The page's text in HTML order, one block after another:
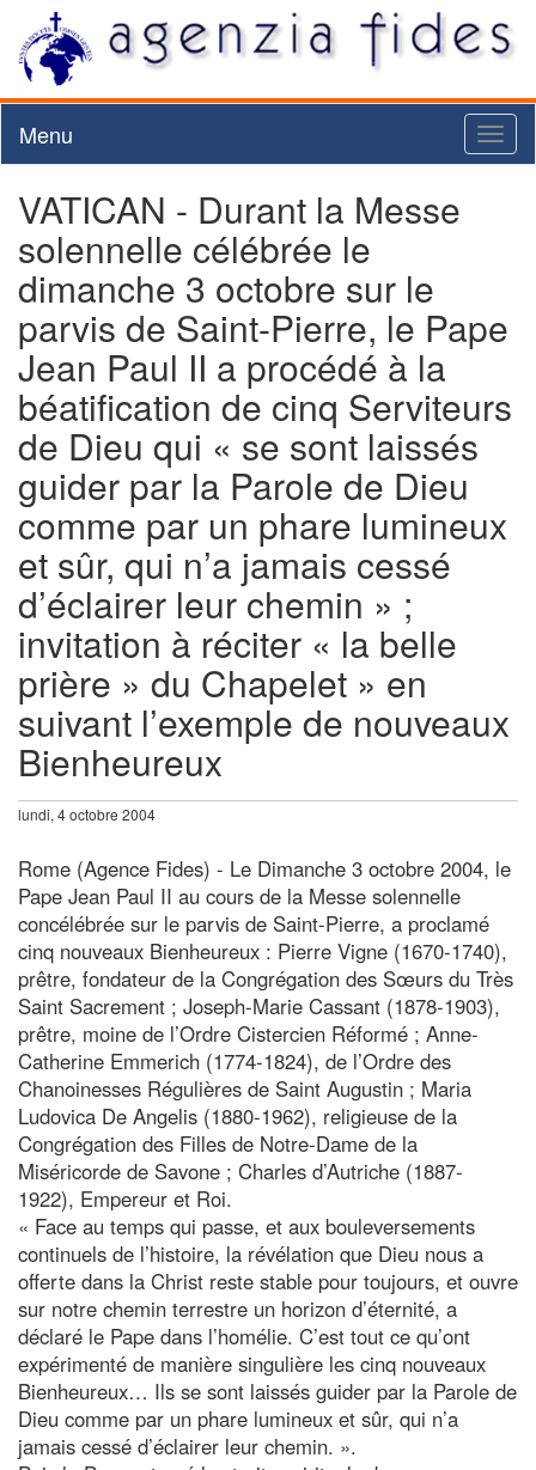
Menu
VATICAN - Durant la Messe
solennelle célébrée le
dimanche 3 octobre sur le
parvis de Saint-Pierre, le Pape
Jean Paul II a procédé à la
béatification de cinq Serviteurs
de Dieu qui « se sont laissés
guider par la Parole de Dieu
comme par un phare lumineux
et sûr, qui n’a jamais cessé
d’éclairer leur chemin » ;
invitation à réciter « la belle
prière » du Chapelet » en
suivant l’exemple de nouveaux
Bienheureux
lundi, 4 octobre 2004
Rome (Agence Fides) - Le Dimanche 3 octobre 2004, le
Pape Jean Paul II au cours de la Messe solennelle
concélébrée sur le parvis de Saint-Pierre, a proclamé
cinq nouveaux Bienheureux : Pierre Vigne (1670-1740),
prêtre, fondateur de la Congrégation des Sœurs du Très
Saint Sacrement ; Joseph-Marie Cassant (1878-1903),
prêtre, moine de l’Ordre Cistercien Réformé ; Anne-
Catherine Emmerich (1774-1824), de l’Ordre des
Chanoinesses Régulières de Saint Augustin ; Maria
Ludovica De Angelis (1880-1962), religieuse de la
Congrégation des Filles de Notre-Dame de la
Miséricorde de Savone ; Charles d’Autriche (1887-
1922), Empereur et Roi.
« Face au temps qui passe, et aux bouleversements
continuels de l’histoire, la révélation que Dieu nous a
offerte dans la Christ reste stable pour toujours, et ouvre
sur notre chemin terrestre un horizon d’éternité, a
déclaré le Pape dans l’homélie. C’est tout ce qu’ont
expérimenté de manière singulière les cinq nouveaux
Bienheureux… Ils se sont laissés guider par la Parole de
Dieu comme par un phare lumineux et sûr, qui n’a
jamais cessé d’éclairer leur chemin. ».